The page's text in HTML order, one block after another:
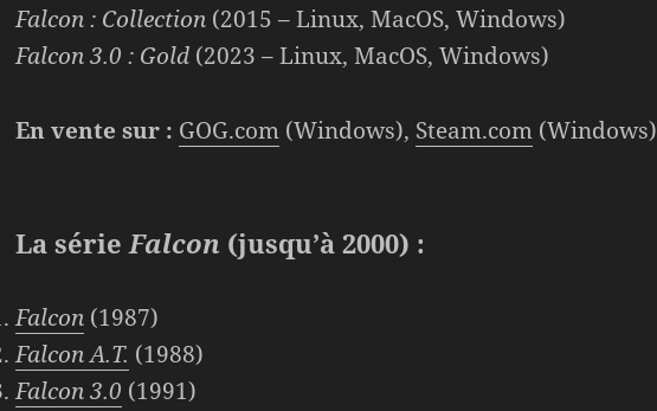
Falcon : Collection (2015 – Linux, MacOS, Windows)
Falcon 3.0 : Gold (2023 – Linux, MacOS, Windows)
En vente sur : GOG.com (Windows), Steam.com (Windows)
La sérieFalcon (jusqu’à 2000) :
Falcon (1987)
Falcon A.T. (1988)
Falcon 3.0 (1991)